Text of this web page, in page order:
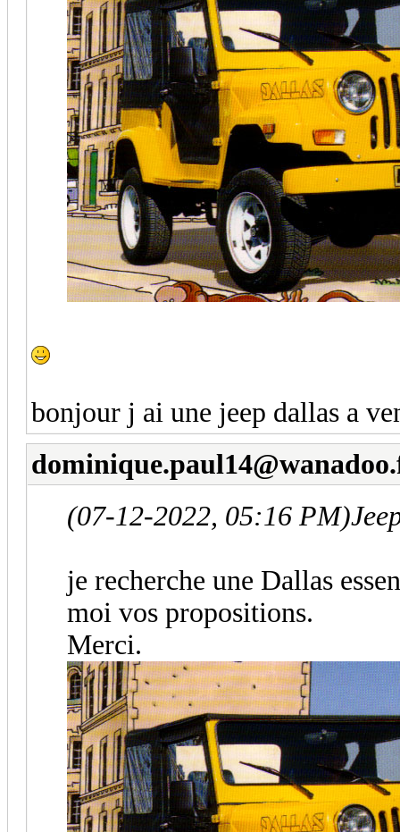
bonjour j ai une jeep dallas a
(07-12-2022, 05:16 PM)
je recherche une Dallas
moi vos propositions.
Merci.